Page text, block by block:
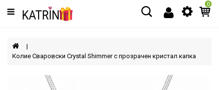
Категории
МЪЖЕ
0
Колие Сваровски Crystal Shimmer с прозрачен кристал капка